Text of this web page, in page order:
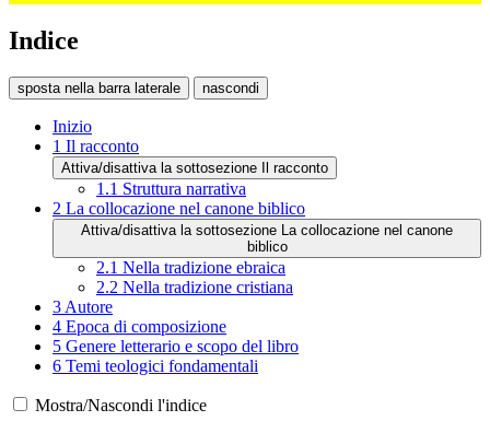
Indice
sposta nella barra laterale nascondi
Inizio
1 Il racconto
Attiva/disattiva la sottosezione Il racconto
1.1 Struttura narrativa
2 La collocazione nel canone biblico
Attiva/disattiva la sottosezione La collocazione nel canone
biblico
2.1 Nella tradizione ebraica
2.2 Nella tradizione cristiana
3Autore
4 Epoca di composizione
5 Genere letterario e scopo del libro
6 Temi teologici fondamentali
Mostra/Nascondi l'indice